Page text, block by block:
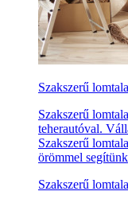
Szakszerű
Szakszerű
teherautóval.
Szakszerű
örömmel segítünk
Szakszerű